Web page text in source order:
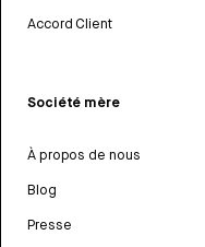
Accord Client
Société mère
À propos de nous
Blog
Presse